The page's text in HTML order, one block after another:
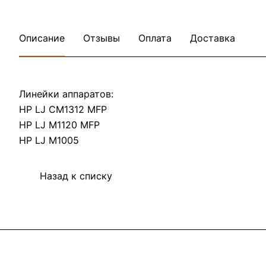
Описание Отзывы Оплата Доставка
Линейки аппаратов:
HP LJ CM1312 MFP
HP LJ M1120 MFP
HP LJ M1005
Назад к списку